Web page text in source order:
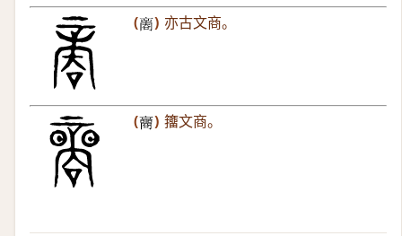
(𠾃 ) 亦古文商。
(𡄚 ) 籒文商。